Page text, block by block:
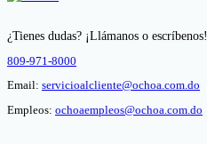
¿Tienes dudas? ¡Llámanos o escríbenos!
809-971-8000
Email: servicioalcliente@ochoa.com.do
Empleos: ochoaempleos@ochoa.com.do